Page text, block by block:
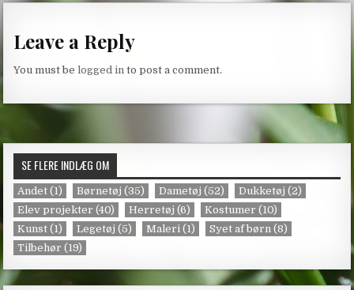
Leave a Reply
You must belogged in to post a comment.
SE FLERE INDLÆG OM
Andet (1) Børnetøj (35) Dametøj (52) Dukketøj (2)
Elev projekter (40) Herretøj (6) Kostumer (10)
Kunst (1) Legetøj (5) Maleri (1) Syet af børn (8)
Tilbehør (19)